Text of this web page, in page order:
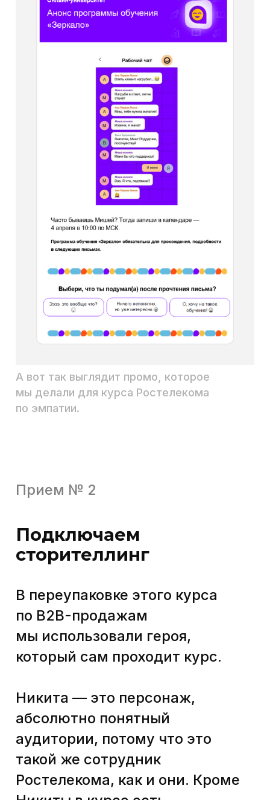
А так — советы Семён Андреича.
Зачем нужны все эти
истории в обучающем
Скучная голая теория может
быть трижды правильна,
но абсолютно не интересна: она
мы помещаем героев
в определенные ситуации,
начинают себя ассоциировать
с героями.
«А, у меня тоже так было! И мне
клиент такое говорил, ну-ка, ну-
мы и ждем. Читатель увлечен,
следит за действием,
примеряет слова и поступки
дальше, ты переносишь
материал.
Исследования показывают, что
люди лучше запоминают
истории, чем статистику.
В Стэнфордском университете
студентов просили произнести
три примера статистических
данных и одну историю. Только
5% процентов слушателей
помнили данные статистики,
в то время как 63% помнили
истории.